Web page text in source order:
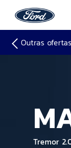
Outras ofertas
Tremor